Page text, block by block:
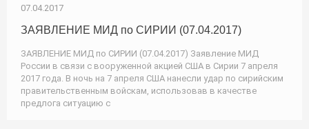
07.04.2017
ЗАЯВЛЕНИЕ МИД по СИРИИ (07.04.2017)
ЗАЯВЛЕНИЕ МИД по СИРИИ (07.04.2017) Заявление МИД
России в связи с вооруженной акцией США в Сирии 7 апреля
2017 года. В ночь на 7 апреля США нанесли удар по сирийским
правительственным войскам, использовав в качестве
предлога ситуацию с